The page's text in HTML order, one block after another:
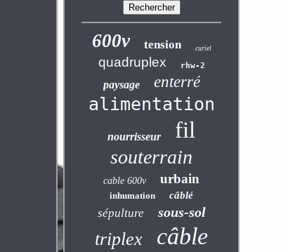
600v tension curiel
quadruplex rhw-2
paysage enterré
alimentation
nourrisseur fil
souterrain
cable 600v urbain
inhumation câblé
sépulture sous-sol
triplex câble